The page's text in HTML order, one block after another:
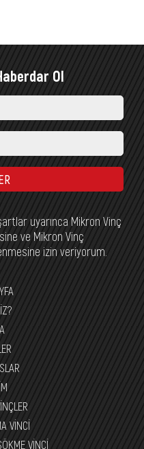
Ol
uyarınca Mikron Vinç
ve Mikron Vinç
izin veriyorum.
VİNCİ
VİNCİ